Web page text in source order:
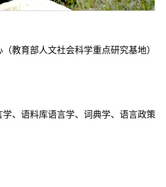
教育部人文社会科学重点研究基地）
、语料库语言学、词典学、语言政策